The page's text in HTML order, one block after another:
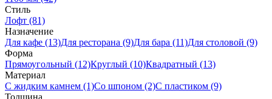
Стиль
Лофт (81)
Назначение
Для кафе (13)Для ресторана (9)Для бара (11)Для столовой (9)
Форма
Прямоугольный (12)Круглый (10)Квадратный (13)
Материал
C жидким камнем (1)Со шпоном (2)С пластиком (9)
Толщина